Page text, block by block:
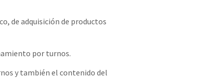
de adquisición de productos
por turnos.
y también el contenido del